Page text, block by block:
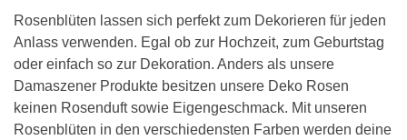
Rosenblüten lassen sich perfekt zum Dekorieren für jeden
Anlass verwenden. Egal ob zur Hochzeit, zum Geburtstag
oder einfach so zur Dekoration. Anders als unsere
Damaszener Produkte besitzen unsere Deko Rosen
keinen Rosenduft sowie Eigengeschmack. Mit unseren
Rosenblüten in den verschiedensten Farben werden deine